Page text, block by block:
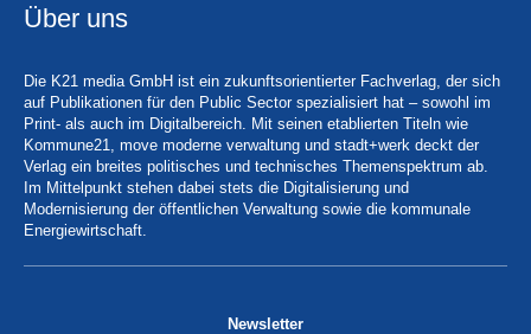
Über uns
Die K21 media GmbH ist ein zukunftsorientierter Fachverlag, der sich
auf Publikationen für den Public Sector spezialisiert hat – sowohl im
Print- als auch im Digitalbereich. Mit seinen etablierten Titeln wie
Kommune21, move moderne verwaltung und stadt+werk deckt der
Verlag ein breites politisches und technisches Themenspektrum ab.
Im Mittelpunkt stehen dabei stets die Digitalisierung und
Modernisierung der öffentlichen Verwaltung sowie die kommunale
Energiewirtschaft.
Newsletter